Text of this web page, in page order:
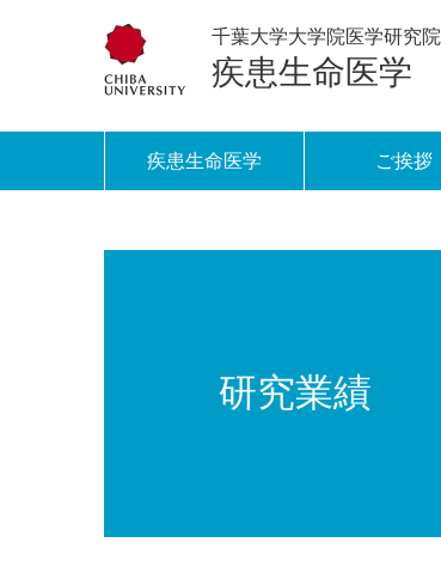
千葉大学大学院医学研究院
疾患生命医学
疾患生命医学 ご挨拶
研究業績